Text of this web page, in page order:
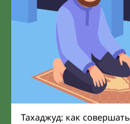
Тахаджуд: как совершать